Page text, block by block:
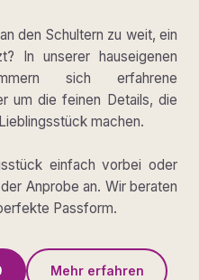
den Schultern zu weit, ein
In unserer hauseigenen
sich erfahrene
um die feinen Details, die
machen.
einfach vorbei oder
Anprobe an. Wir beraten
Passform.
Mehr erfahren